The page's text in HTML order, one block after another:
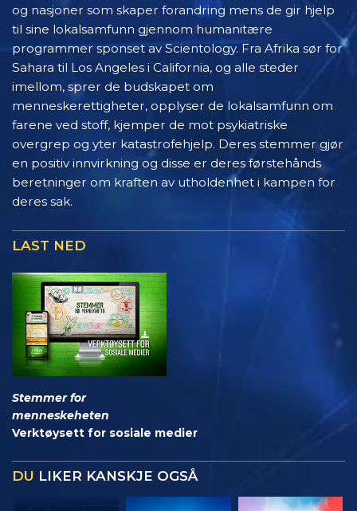
og nasjoner som skaper forandring mens de gir hjelp
til sine lokalsamfunn gjennom humanitære
programmer sponset av Scientology. Fra Afrika sør for
Sahara til Los Angeles i California, og alle steder
imellom, sprer de budskapet om
menneskerettigheter, opplyser de lokalsamfunn om
farene ved stoff, kjemper de mot psykiatriske
overgrep og yter katastrofehjelp. Deres stemmer gjør
en positiv innvirkning og disse er deres førstehånds
beretninger om kraften av utholdenhet i kampen for
deres sak.
LAST NED
Stemmer for
menneskeheten
Verktøysett for sosiale medier
DU LIKER KANSKJE OGSÅ